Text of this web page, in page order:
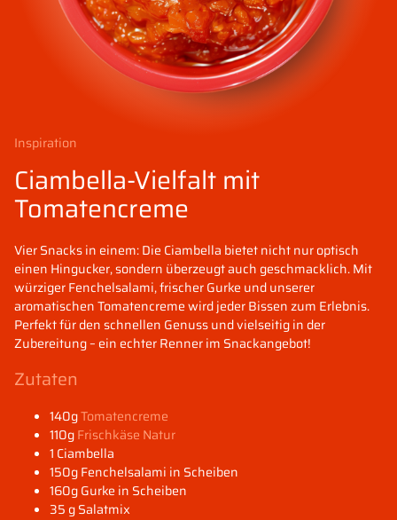
Inspiration
Ciambella-Vielfalt mit
Tomatencreme
Vier Snacks in einem: Die Ciambella bietet nicht nur optisch
einen Hingucker, sondern überzeugt auch geschmacklich. Mit
würziger Fenchelsalami, frischer Gurke und unserer
aromatischen Tomatencreme wird jeder Bissen zum Erlebnis.
Perfekt für den schnellen Genuss und vielseitig in der
Zubereitung – ein echter Renner im Snackangebot!
Zutaten
140gTomatencreme
110gFrischkäse Natur
1 Ciambella
150g Fenchelsalami in Scheiben
160g Gurke in Scheiben
35 g Salatmix